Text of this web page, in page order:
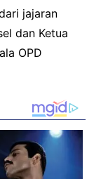
jajaran
dan Ketua
OPD